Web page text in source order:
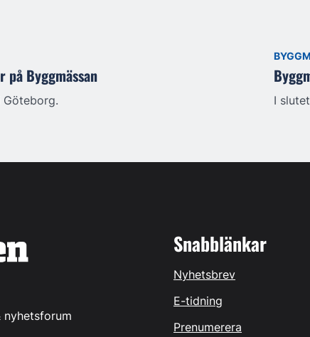
på Byggmässan
Göteborg. I
nyhetsforum
Snabblänkar
Nyhetsbrev
E-tidning
Prenumerera